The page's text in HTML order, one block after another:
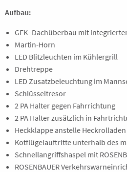
Aufbau:
GFK–Dachüberbau mit
Martin-Horn
LED Blitzleuchten im Kühlergrill
Drehtreppe
LED Zusatzbeleuchtung im
Schlüsseltresor
2 PA Halter gegen Fahrrichtung
2 PA Halter zusätzlich in
Heckklappe anstelle Heckrolladen
Kotflügelauftritte unterhalb des
Schnellangriffshaspel mit
ROSENBAUER